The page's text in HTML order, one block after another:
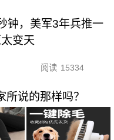
钟，美军3年兵推一
变天
阅读 15334
说的那样吗？